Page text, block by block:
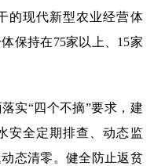
的现代新型农业经营体
保持在75家以上、15家
实“四个不摘”要求，建
安全定期排查、动态监
态清零。健全防止返贫